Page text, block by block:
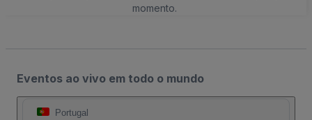
momento.
Eventos ao vivo em todo o mundo
Portugal